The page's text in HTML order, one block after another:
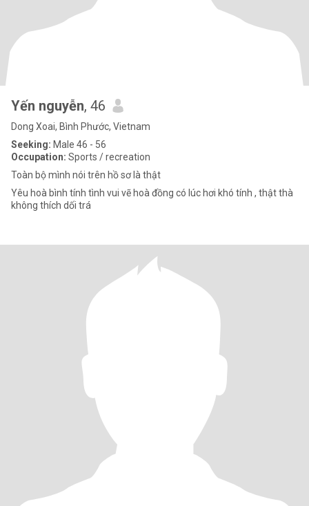
Yến nguyễn, 46
Dong Xoai, Bình Phước, Vietnam
Seeking: Male 46 - 56
Occupation: Sports / recreation
Toàn bộ mình nói trên hồ sơ là thật
Yêu hoà bình tính tình vui vẽ hoà đồng có lúc hơi khó tính , thật thà
không thích dối trá